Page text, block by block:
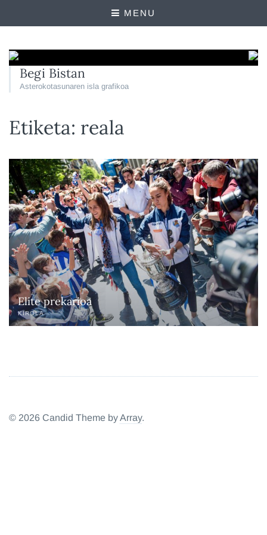
MENU
Begi Bistan
Asterokotasunaren isla grafikoa
Etiketa: reala
Elite prekarioa
KIROLA
© 2026 Candid Theme byArray.